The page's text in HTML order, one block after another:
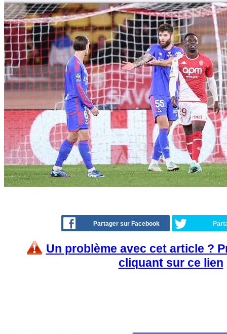
Partager sur Facebook
Un problème avec cet article ?
cliquant sur ce lien